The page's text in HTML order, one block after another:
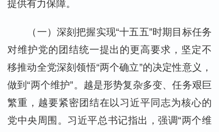
提供有力保障。
（一）深刻把握实现“十五五”时期目标任务
对维护党的团结统一提出的更高要求，坚定不
移推动全党深刻领悟“两个确立”的决定性意义，
做到“两个维护”。越是形势复杂多变、任务艰巨
繁重，越要紧密团结在以习近平同志为核心的
党中央周围。习近平总书记指出，强调“两个维